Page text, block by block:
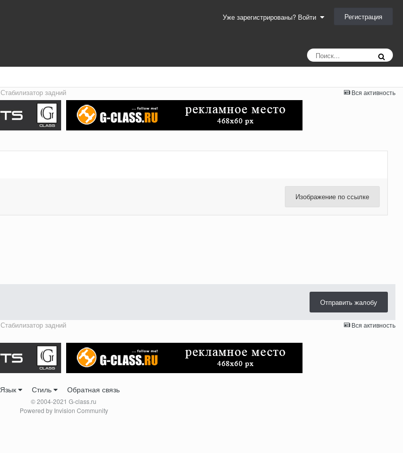
Уже зарегистрированы? Войти Регистрация
Вся активность
Стабилизатор задний
Изображение по ссылке
Отправить жалобу
Вся активность
Стабилизатор задний
Язык Стиль Обратная связь
© 2004-2021 G-class.ru
Powered by Invision Community